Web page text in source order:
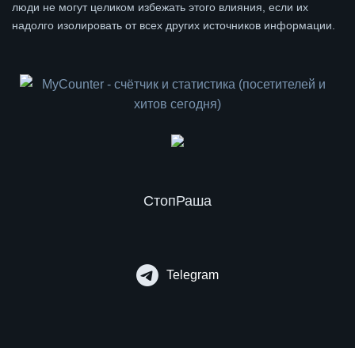
люди не могут целиком избежать этого влияния, если их
надолго изолировать от всех других источников информации.
СтопРаша
Telegram